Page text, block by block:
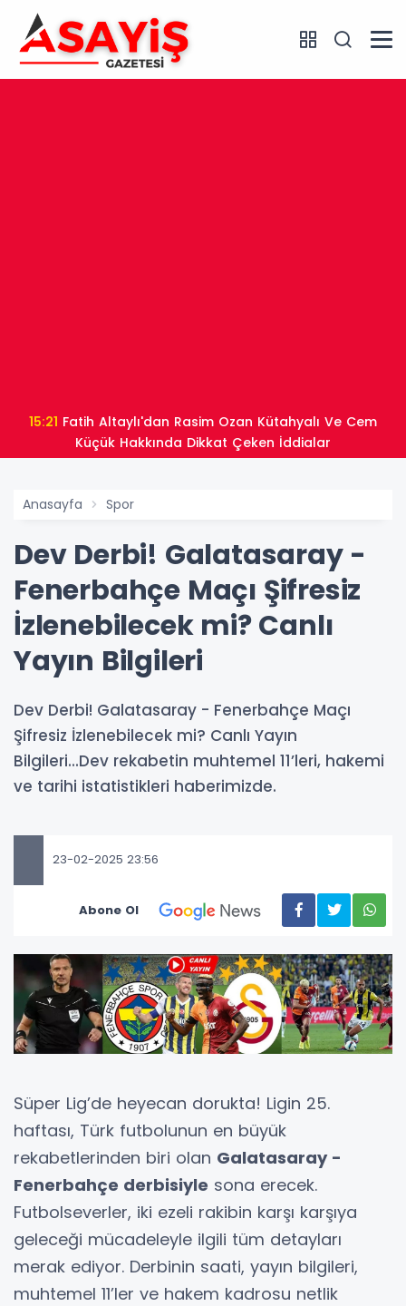
15:21
Küçük Hakkında Dikkat Çeken İddialar
Anasayfa Spor
Dev Derbi! Galatasaray -
Fenerbahçe Maçı Şifresiz
İzlenebilecek mi? Canlı
Yayın Bilgileri
Dev Derbi! Galatasaray - Fenerbahçe Maçı
Şifresiz İzlenebilecek mi? Canlı Yayın
Bilgileri...Dev rekabetin muhtemel 11’leri, hakemi
ve tarihi istatistikleri haberimizde.
23-02-2025 23:56
Abone Ol
Süper Lig’de heyecan dorukta! Ligin 25.
haftası, Türk futbolunun en büyük
rekabetlerinden biri olan Galatasaray -
Fenerbahçe derbisiyle sona erecek.
Futbolseverler, iki ezeli rakibin karşı karşıya
geleceği mücadeleyle ilgili tüm detayları
merak ediyor. Derbinin saati, yayın bilgileri,
muhtemel 11’ler ve hakem kadrosu netlik